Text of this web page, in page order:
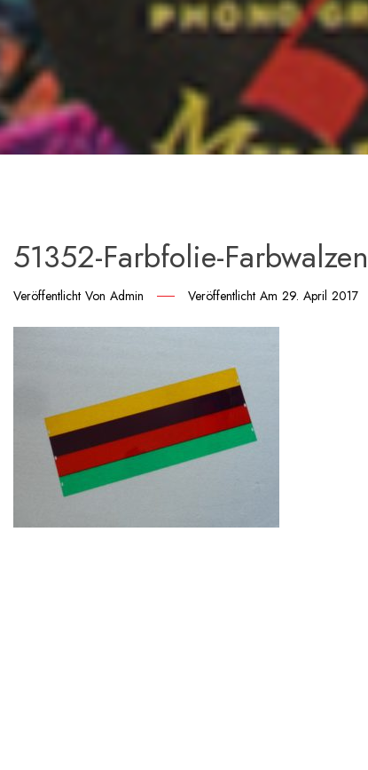
51352-Farbfolie-
Veröffentlicht Von Admin Veröffentlicht Am 29. April 2017